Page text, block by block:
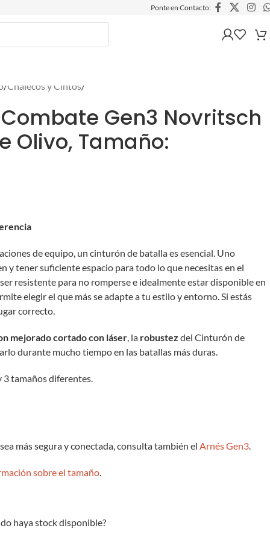
Ponte en Contacto:
/Chalecos y Cintos/
Gen3 Novritsch
Olivo, Tamaño:
de equipo, un cinturón de batalla es esencial. Uno
y tener suficiente espacio para todo lo que necesitas en el
resistente para no romperse e idealmente estar disponible en
elegir el que más se adapte a tu estilo y entorno. Si estás
correcto.
mejorado cortado con láser, la robustez del Cinturón de
durante mucho tiempo en las batallas más duras.
3 tamaños diferentes.
más segura y conectada, consulta también el Arnés Gen3.
sobre el tamaño.
haya stock disponible?